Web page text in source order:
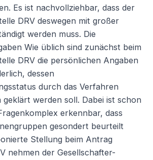
Weiter
Es ist nachvollziehbar, dass der
DRV deswegen mit großer
werden muss. Die
Wie üblich sind zunächst beim
DRV die persönlichen Angaben
dessen
durch das Verfahren
werden soll. Dabei ist schon
erkennbar, dass
gesondert beurteilt
Stellung beim Antrag
nehmen der Gesellschafter-